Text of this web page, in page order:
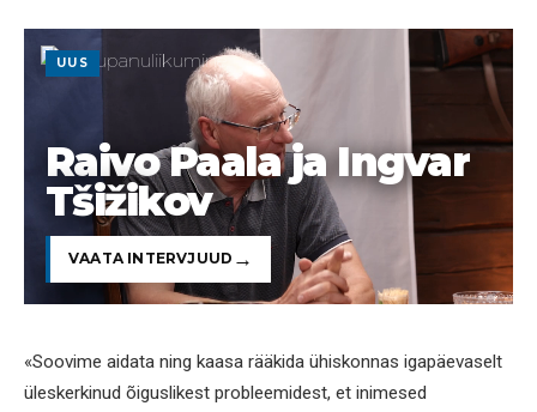
UUS
Raivo Paala ja Ingvar
Tšižikov
VAATA INTERVJUUD
«Soovime aidata ning kaasa rääkida ühiskonnas igapäevaselt
üleskerkinud õiguslikest probleemidest, et inimesed